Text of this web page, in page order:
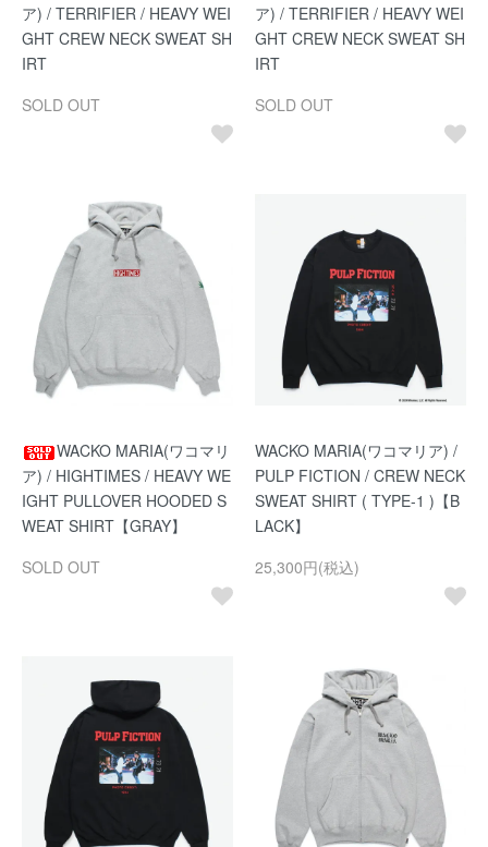
ア) / TERRIFIER / HEAVY WEI
GHT CREW NECK SWEAT SH
IRT
SOLD OUT
ア) / TERRIFIER / HEAVY WEI
GHT CREW NECK SWEAT SH
IRT
SOLD OUT
WACKO MARIA(ワコマリ
ア) / HIGHTIMES / HEAVY WE
IGHT PULLOVER HOODED S
WEAT SHIRT【GRAY】
SOLD OUT
WACKO MARIA(ワコマリア) /
PULP FICTION / CREW NECK
SWEAT SHIRT ( TYPE-1 )【B
LACK】
25,300円(税込)